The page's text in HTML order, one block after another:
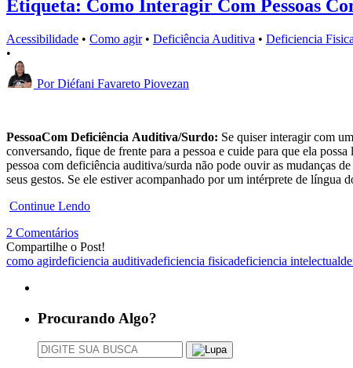
Etiqueta: Como Interagir Com Pessoas
Acessibilidade • Como agir • Deficiência Auditiva • Deficiencia Fisica
•
Por Diéfani Favareto Piovezan
PessoaCom Deficiência Auditiva/Surdo: Se quiser interagir com
conversando, fique de frente para a pessoa e cuide para que ela
pessoa com deficiência auditiva/surda não pode ouvir as mudanças
seus gestos. Se ele estiver acompanhado por um intérprete de língua
Continue Lendo
2 Comentários
Compartilhe o Post!
como agirdeficiencia auditivadeficiencia fisicadeficiencia intelectual
Procurando Algo?